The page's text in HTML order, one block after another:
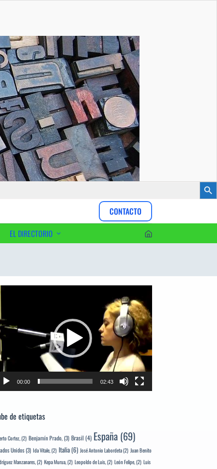
CONTACTO
EL DIRECTORIO
00:00 02:43
de etiquetas
Cortez,(2) Benjamín Prado,(3) Brasil (4) España (69)
Unidos(3) Ida Vitale,(2) Italia (6) José Antonio Labordeta(2) Juan Benito
Manzanares,(2) Kepa Murua,(2) Leopoldo de Luis,(2) León Felipe,(2) Luis